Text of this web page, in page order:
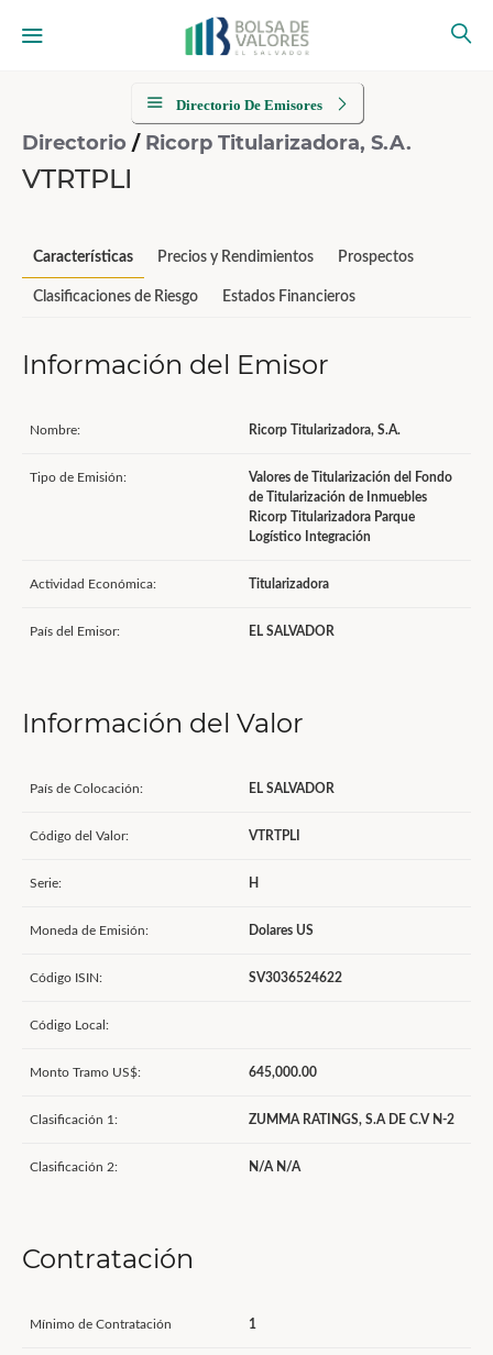
Directorio De Emisores
Directorio / Ricorp Titularizadora, S.A.
VTRTPLI
Características Precios y Rendimientos Prospectos
Clasificaciones de Riesgo Estados Financieros
Información del Emisor
Nombre: Ricorp Titularizadora, S.A.
Tipo de Emisión:
Valores de Titularización del Fondo
de Titularización de Inmuebles
Ricorp Titularizadora Parque
Logístico Integración
Actividad Económica: Titularizadora
País del Emisor: EL SALVADOR
Información del Valor
País de Colocación: EL SALVADOR
Código del Valor: VTRTPLI
Serie: H
Moneda de Emisión: Dolares US
Código ISIN: SV3036524622
Código Local:
Monto Tramo US$: 645,000.00
Clasificación 1: ZUMMA RATINGS, S.A DE C.V N-2
Clasificación 2: N/A N/A
Contratación
Mínimo de Contratación 1